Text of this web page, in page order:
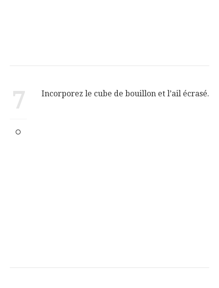
7 Incorporez le cube de bouillon et l’ail écrasé.